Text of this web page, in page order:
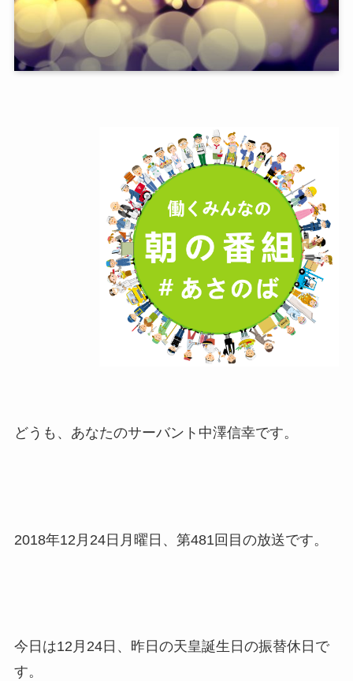
どうも、あなたのサーバント中澤信幸です。
2018年12月24日月曜日、第481回目の放送です。
今日は12月24日、昨日の天皇誕生日の振替休日で
す。